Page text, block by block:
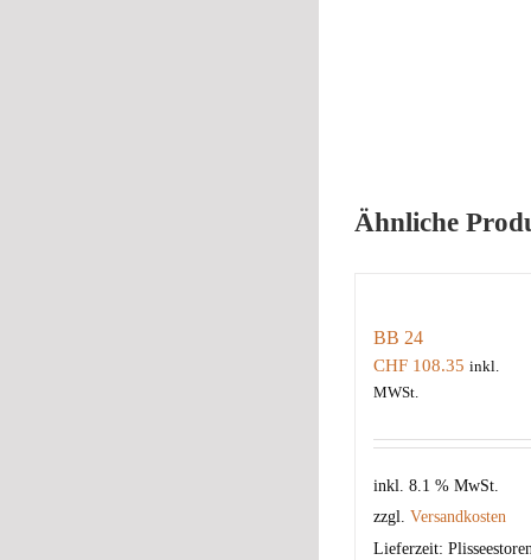
Ähnliche
BB 24
CHF108.35 inkl.
MWSt.
inkl. 8.1 % MwSt.
zzgl. Versandkosten
Lieferzeit: